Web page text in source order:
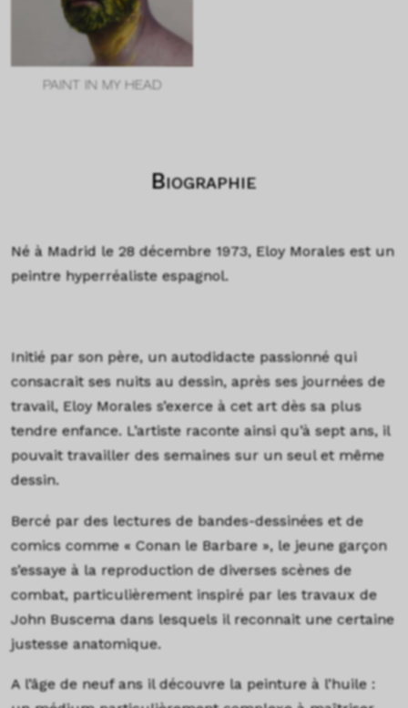
PAINT IN MY HEAD
Biographie
Né à Madrid le 28 décembre 1973, Eloy Morales est un
peintre hyperréaliste espagnol.
Initié par son père, un autodidacte passionné qui
consacrait ses nuits au dessin, après ses journées de
travail, Eloy Morales s’exerce à cet art dès sa plus
tendre enfance. L’artiste raconte ainsi qu’à sept ans, il
pouvait travailler des semaines sur un seul et même
dessin.
Bercé par des lectures de bandes-dessinées et de
comics comme « Conan le Barbare », le jeune garçon
s’essaye à la reproduction de diverses scènes de
combat, particulièrement inspiré par les travaux de
John Buscema dans lesquels il reconnait une certaine
justesse anatomique.
A l’âge de neuf ans il découvre la peinture à l’huile :